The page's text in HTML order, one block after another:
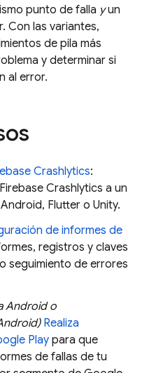
punto de falla yun
Con las variantes,
de pila más
y determinar si
al error.
Crashlytics:
Firebase Crashlytics a un
Flutter o Unity.
de informes de
registros y claves
seguimiento de errores
Android o
Realiza
Playpara que
de fallas de tu